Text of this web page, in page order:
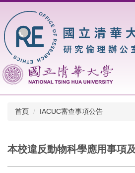
到
主
要
內
區
首頁 IACUC審查事項公告
本校違反動物科學應用事項